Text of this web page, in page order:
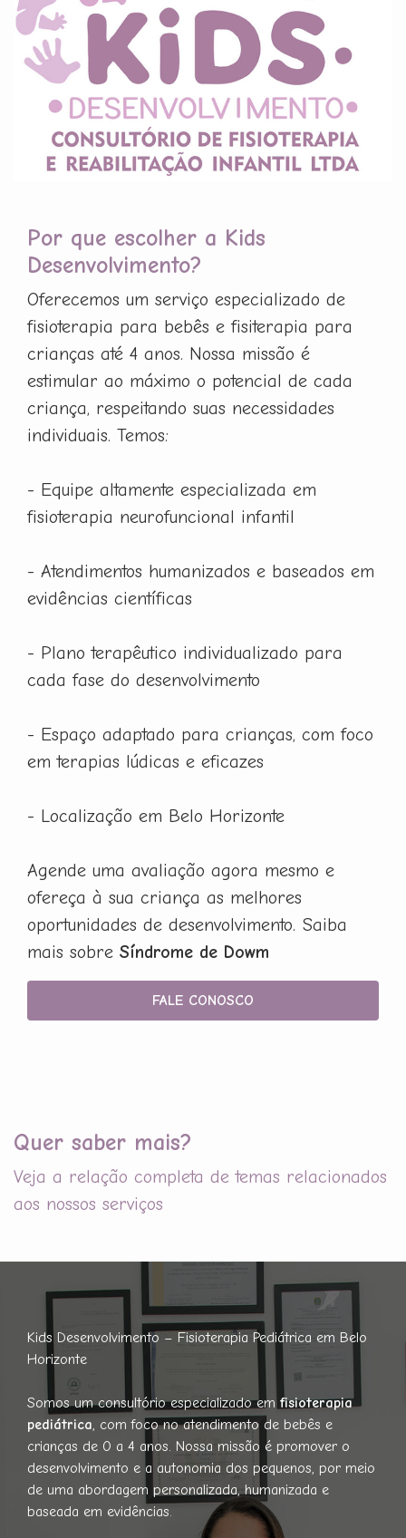
Por que escolher a Kids
Desenvolvimento?
Oferecemos um serviço especializado de
fisioterapia para bebês e fisiterapia para
crianças até 4 anos. Nossa missão é
estimular ao máximo o potencial de cada
criança, respeitando suas necessidades
individuais. Temos:
- Equipe altamente especializada em
fisioterapia neurofuncional infantil
- Atendimentos humanizados e baseados em
evidências científicas
- Plano terapêutico individualizado para
cada fase do desenvolvimento
- Espaço adaptado para crianças, com foco
em terapias lúdicas e eficazes
- Localização em Belo Horizonte
Agende uma avaliação agora mesmo e
ofereça à sua criança as melhores
oportunidades de desenvolvimento. Saiba
mais sobre Síndrome de Dowm
FALE CONOSCO
Quer saber mais?
Veja a relação completa de temas relacionados
aos nossos serviços
Kids Desenvolvimento – Fisioterapia Pediátrica em Belo
Horizonte
Somos um consultório especializado em fisioterapia
pediátrica, com foco no atendimento de bebês e
crianças de 0 a 4 anos. Nossa missão é promover o
desenvolvimento e a autonomia dos pequenos, por meio
de uma abordagem personalizada, humanizada e
baseada em evidências.